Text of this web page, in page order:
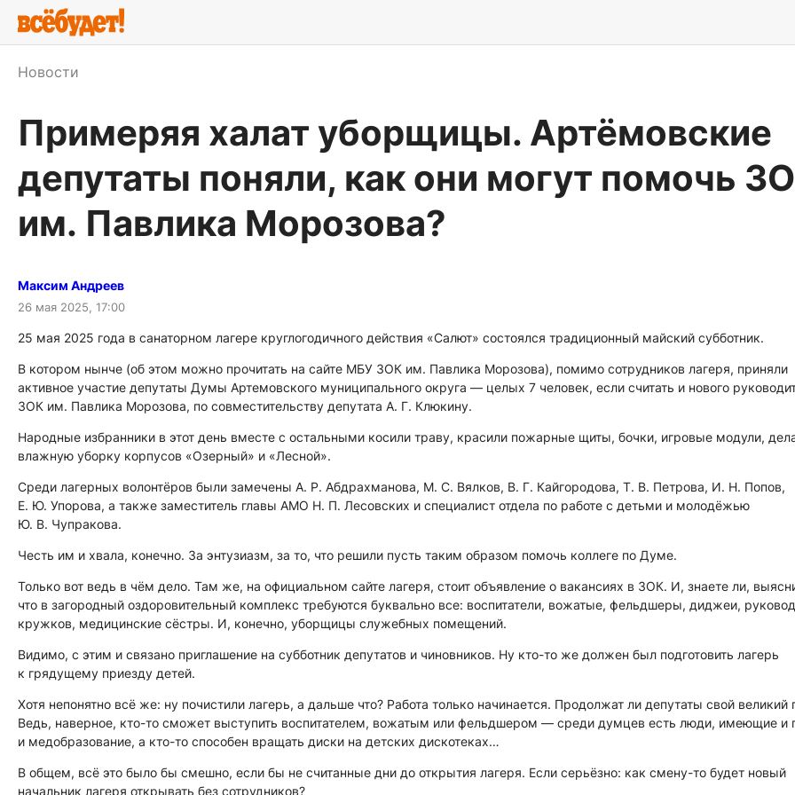
Новости
Примеряя халат уборщицы. Артёмовские
депутаты поняли, как они могут помочь
им. Павлика Морозова?
Максим Андреев
26 мая 2025, 17:00
25 мая 2025 года в санаторном лагере круглогодичного действия «Салют» состоялся традиционный майский субботник.
В котором нынче (об этом можно прочитать на сайте МБУ ЗОК им. Павлика Морозова), помимо сотрудников лагеря, приняли
активное участие депутаты Думы Артемовского муниципального округа — целых 7 человек, если считать и нового
ЗОК им. Павлика Морозова, по совместительству депутата А. Г. Клюкину.
Народные избранники в этот день вместе с остальными косили траву, красили пожарные щиты, бочки, игровые модули,
влажную уборку корпусов «Озерный» и «Лесной».
Среди лагерных волонтёров были замечены А. Р. Абдрахманова, М. С. Вялков, В. Г. Кайгородова, Т. В. Петрова, И. Н. Попов,
Е. Ю. Упорова, а также заместитель главы АМО Н. П. Лесовских и специалист отдела по работе с детьми и молодёжью
Ю. В. Чупракова.
Честь им и хвала, конечно. За энтузиазм, за то, что решили пусть таким образом помочь коллеге по Думе.
Только вот ведь в чём дело. Там же, на официальном сайте лагеря, стоит объявление о вакансиях в ЗОК. И, знаете ли,
что в загородный оздоровительный комплекс требуются буквально все: воспитатели, вожатые, фельдшеры, диджеи,
кружков, медицинские сёстры. И, конечно, уборщицы служебных помещений.
Видимо, с этим и связано приглашение на субботник депутатов и чиновников. Ну кто-то же должен был подготовить лагерь
к грядущему приезду детей.
Хотя непонятно всё же: ну почистили лагерь, а дальше что? Работа только начинается. Продолжат ли депутаты свой великий
Ведь, наверное, кто-то сможет выступить воспитателем, вожатым или фельдшером — среди думцев есть люди, имеющие и
и медобразование, а кто-то способен вращать диски на детских дискотеках…
В общем, всё это было бы смешно, если бы не считанные дни до открытия лагеря. Если серьёзно: как смену-то будет новый
начальник лагеря открывать без сотрудников?